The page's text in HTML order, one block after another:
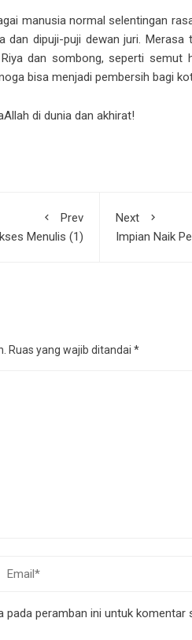
manusia normal selentingan
dan dipuji-puji dewan juri.
dan sombong, seperti semut
bisa menjadi pembersih bagi
di dunia dan akhirat!
Prev
Menulis (1)
Next
Impian Naik
Ruas yang wajib ditandai *
peramban ini untuk komentar